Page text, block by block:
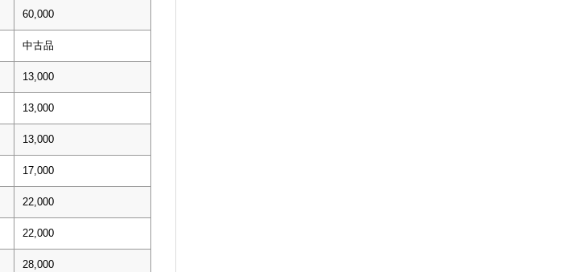
60,000
中古品
13,000
13,000
13,000
17,000
22,000
22,000
28,000